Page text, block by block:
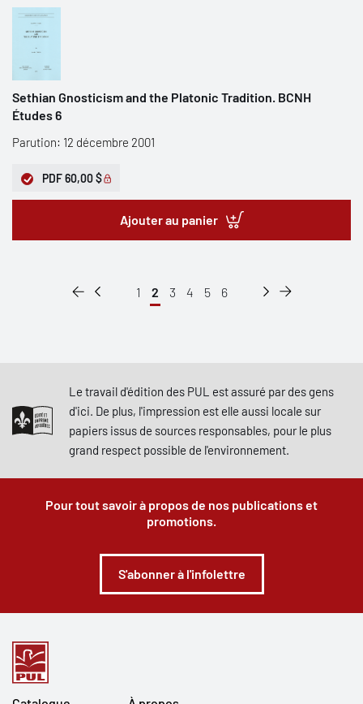
Sethian Gnosticism and the Platonic Tradition. BCNH
Études 6
Parution: 12 décembre 2001
PDF60,00 $
Ajouter au panier
1 2 3 4 5 6
Le travail d'édition des PUL est assuré par des gens
d'ici. De plus, l'impression est elle aussi locale sur
papiers issus de sources responsables, pour le plus
grand respect possible de l'environnement.
Pour tout savoir à propos de nos publications et
promotions.
S'abonner à l'infolettre